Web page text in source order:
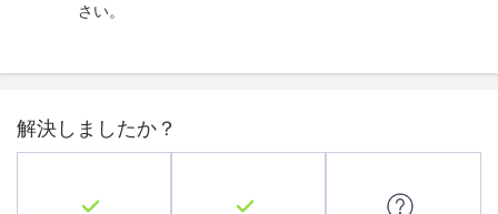
さい。
解決しましたか？